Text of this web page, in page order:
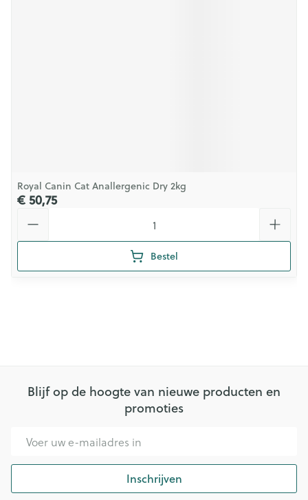
Royal Canin Cat Anallergenic Dry 2kg
€ 50,75
Bestel
Blijf op de hoogte van nieuwe producten en
promoties
Inschrijven